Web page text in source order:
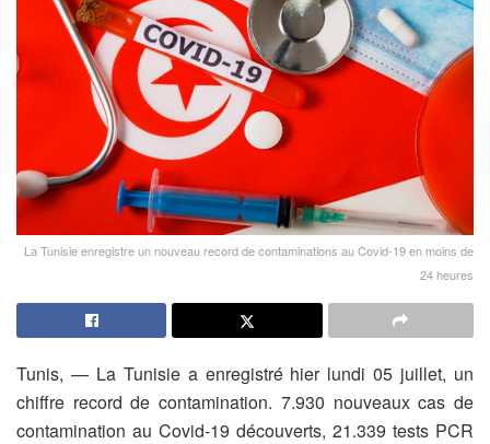
La Tunisie enregistre un nouveau record de contaminations au Covid-19 en moins de
24 heures
Tunis, — La Tunisie a enregistré hier lundi 05 juillet, un
chiffre record de contamination. 7.930 nouveaux cas de
contamination au Covid-19 découverts, 21.339 tests PCR